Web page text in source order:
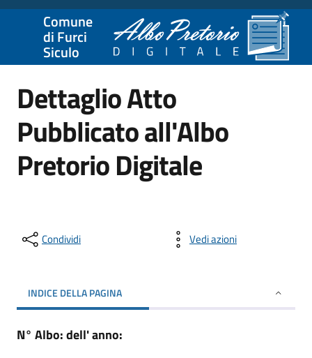
Comune
di Furci
Siculo
Dettaglio Atto
Pubblicato all'Albo
Pretorio Digitale
Condividi Vedi azioni
INDICE DELLA PAGINA
N° Albo:dell' anno: